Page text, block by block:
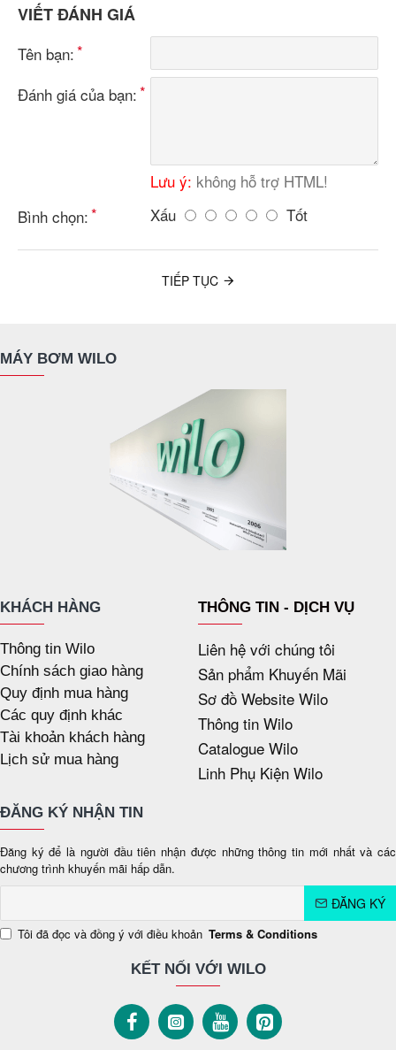
VIẾT ĐÁNH GIÁ
Tên bạn:
Đánh giá của bạn:
Lưu ý: không hỗ trợ HTML!
Bình chọn:
Xấu Tốt
TIẾP TỤC
MÁY BƠM WILO
KHÁCH HÀNG
Thông tin Wilo
Chính sách giao hàng
Quy định mua hàng
Các quy định khác
Tài khoản khách hàng
Lịch sử mua hàng
THÔNG TIN - DỊCH VỤ
Liên hệ với chúng tôi
Sản phẩm Khuyến Mãi
Sơ đồ Website Wilo
Thông tin Wilo
Catalogue Wilo
Linh Phụ Kiện Wilo
ĐĂNG KÝ NHẬN TIN
Đăng ký để là người đầu tiên nhận được những thông tin mới nhất và các
chương trình khuyến mãi hấp dẫn.
ĐĂNG KÝ
Tôi đã đọc và đồng ý với điều khoản Terms & Conditions
KẾT NỐI VỚI WILO